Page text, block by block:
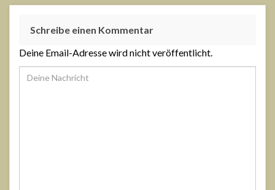
Schreibe einen Kommentar
Deine Email-Adresse wird nicht veröffentlicht.